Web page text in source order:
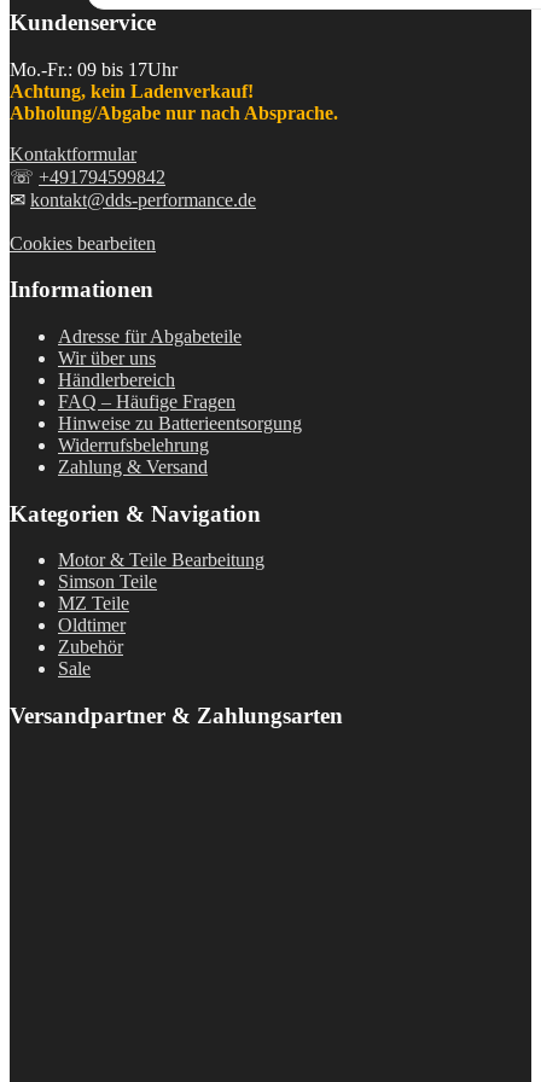
Kundenservice
Mo.-Fr.: 09 bis 17Uhr
Achtung, kein Ladenverkauf!
Abholung/Abgabe nur nach Absprache.
Kontaktformular
☏ +491794599842
✉ kontakt@dds-performance.de
Cookies bearbeiten
Informationen
Adresse für Abgabeteile
Wir über uns
Händlerbereich
FAQ – Häufige Fragen
Hinweise zu Batterieentsorgung
Widerrufsbelehrung
Zahlung & Versand
Kategorien & Navigation
Motor & Teile Bearbeitung
Simson Teile
MZ Teile
Oldtimer
Zubehör
Sale
Versandpartner & Zahlungsarten